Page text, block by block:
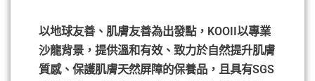
以地球友善、肌膚友善為出發點，KOOII以專業
沙龍背景，提供溫和有效、致力於自然提升肌膚
質感、保護肌膚天然屏障的保養品，且具有SGS